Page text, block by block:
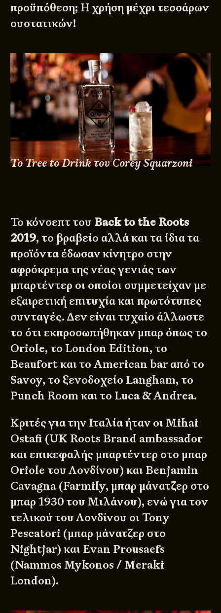
προϋπόθεση; Η χρήση μέχρι τεσσάρων
συστατικών!
Το Tree to Drink του Corey Squarzoni
Το κόνσεπτ του Back to the Roots
2019, το βραβείο αλλά και τα ίδια τα
προϊόντα έδωσαν κίνητρο στην
αφρόκρεμα της νέας γενιάς των
μπαρτέντερ οι οποίοι συμμετείχαν με
εξαιρετική επιτυχία και πρωτότυπες
συνταγές. Δεν είναι τυχαίο άλλωστε
το ότι εκπροσωπήθηκαν μπαρ όπως το
Oriole, το London Edition, το
Beaufort και το American bar από το
Savoy, το ξενοδοχείο Langham, το
Punch Room και το Luca & Andrea.
Κριτές για την Ιταλία ήταν οι Mihai
Ostafi (UK Roots Brand ambassador
και επικεφαλής μπαρτέντερ στο μπαρ
Oriole του Λονδίνου) και Benjamin
Cavagna (Farmily, μπαρ μάνατζερ στο
μπαρ 1930 του Μιλάνου), ενώ για τον
τελικού του Λονδίνου οι Tony
Pescatori (μπαρ μάνατζερ στο
Nightjar) και Evan Prousaefs
(Nammos Mykonos / Meraki
London).